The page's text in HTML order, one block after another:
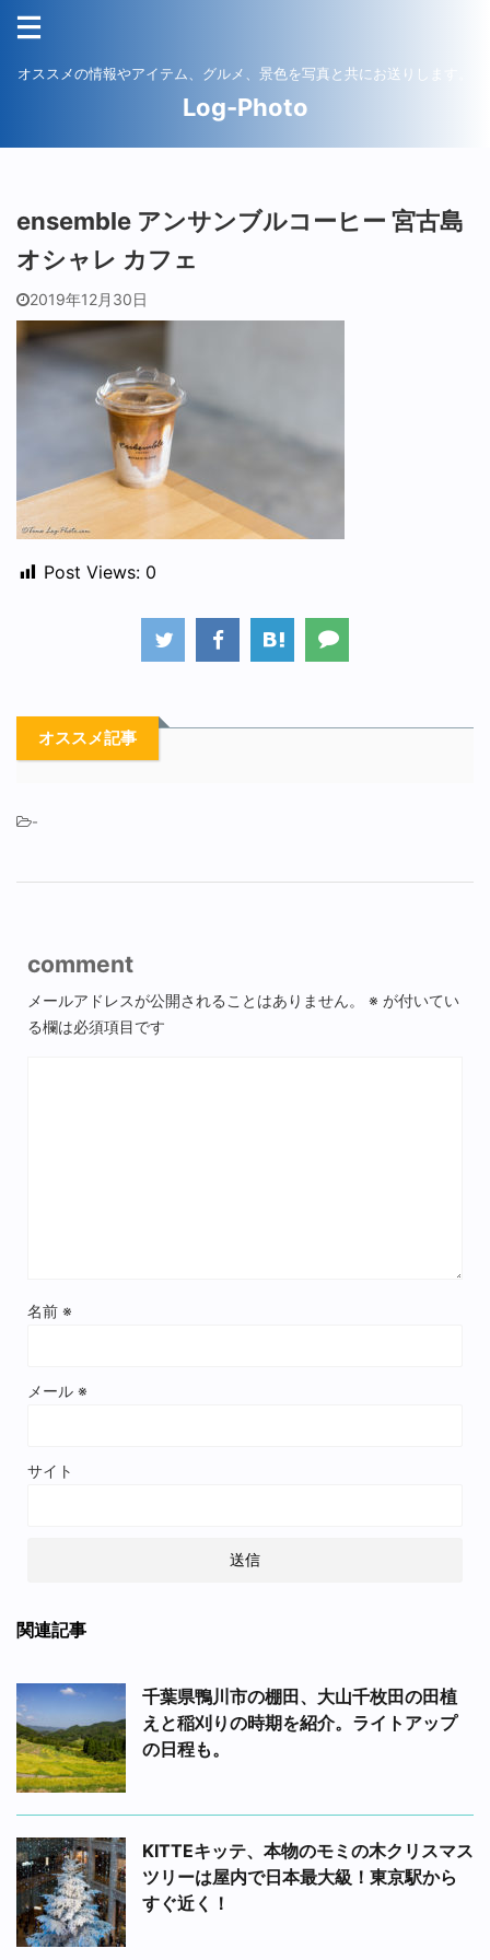
オススメの情報やアイテム、グルメ、景色を写真と共にお送りします。
Log-Photo
ensemble アンサンブルコーヒー 宮古島
オシャレ カフェ
2019年12月30日
Post Views: 0
オススメ記事
-
comment
メールアドレスが公開されることはありません。 ※ が付いてい
る欄は必須項目です
名前 ※
メール ※
サイト
関連記事
千葉県鴨川市の棚田、大山千枚田の田植
えと稲刈りの時期を紹介。ライトアップ
の日程も。
KITTEキッテ、本物のモミの木クリスマス
ツリーは屋内で日本最大級！東京駅から
すぐ近く！